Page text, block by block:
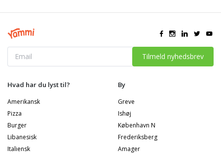
Tilmeld nyhedsbrev
Hvad har du lyst til?
Amerikansk
Pizza
Burger
Libanesisk
Italiensk
By
Greve
Ishøj
København N
Frederiksberg
Amager